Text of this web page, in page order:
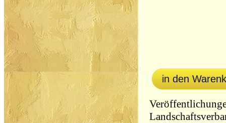
in den